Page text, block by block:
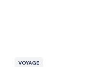
VOYAGE